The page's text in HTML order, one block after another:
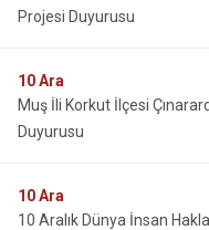
Projesi Duyurusu
10Ara
Muş İli Korkut İlçesi
Duyurusu
10Ara
10 Aralık Dünya İnsan